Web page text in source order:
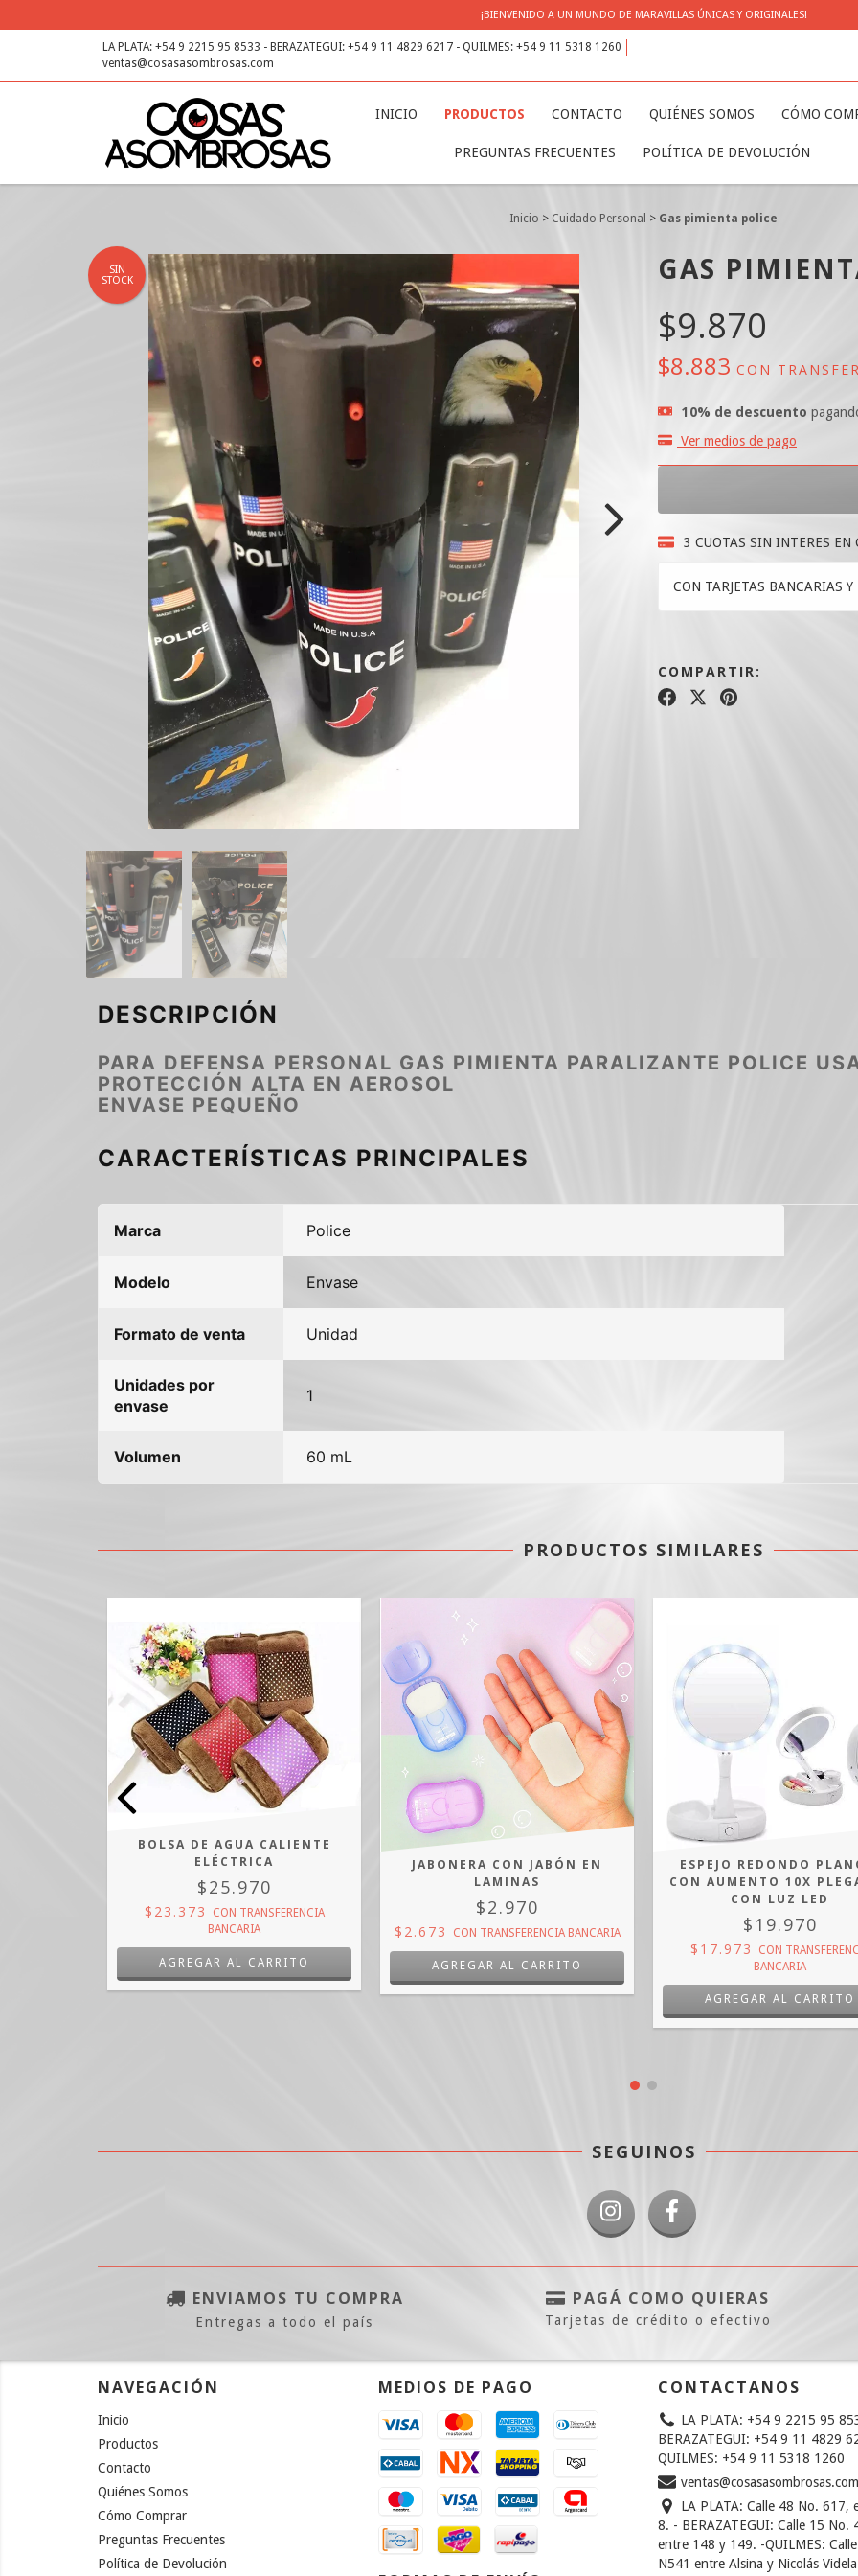
¡BIENVENIDO A UN MUNDO DE MARAVILLAS ÚNICAS Y ORIGINALES!
LA PLATA: +54 9 2215 95 8533 - BERAZATEGUI: +54 9 11 4829 6217 - QUILMES: +54 9 11 5318 1260
ventas@cosasasombrosas.com
INICIO PRODUCTOS CONTACTO QUIÉNES SOMOS CÓMO
PREGUNTAS FRECUENTES POLÍTICA DE DEVOLUCIÓN
Inicio > Cuidado Personal > Gas pimienta police
SIN
STOCK
GAS
$9.870
$8.883 CON
10% de descuento
Ver medios de pago
3 CUOTAS SIN INTERES
CON TARJETAS BANCARIAS
COMPARTIR:
DESCRIPCIÓN
PARA DEFENSA PERSONAL GAS PIMIENTA PARALIZANTE POLICE
PROTECCIÓN ALTA EN AEROSOL
ENVASE PEQUEÑO
CARACTERÍSTICAS PRINCIPALES
Marca Police
Modelo Envase
Formato de venta Unidad
Unidades por
envase
1
Volumen 60 mL
PRODUCTOS SIMILARES
BOLSA DE AGUA CALIENTE
ELÉCTRICA
$25.970
$23.373 CON TRANSFERENCIA
BANCARIA
JABONERA CON JABÓN EN
LAMINAS
$2.970
$2.673 CON TRANSFERENCIA BANCARIA
ESPEJO REDONDO
CON AUMENTO 10X
CON LUZ LED
$19.970
$17.973 CON
BANCARIA
SEGUINOS
ENVIAMOS TU COMPRA
Entregas a todo el país
PAGÁ COMO QUIERAS
Tarjetas de crédito o efectivo
NAVEGACIÓN
Inicio
Productos
Contacto
Quiénes Somos
Cómo Comprar
Preguntas Frecuentes
Política de Devolución
MEDIOS DE PAGO CONTACTANOS
LA PLATA: +54 9 2215 95
BERAZATEGUI: +54 9 11 4829
QUILMES: +54 9 11 5318 1260
ventas@cosasasombrosas.com
LA PLATA: Calle 48 No. 617,
8. - BERAZATEGUI: Calle 15 No.
entre 148 y 149. -QUILMES:
N541 entre Alsina y Nicolás Videla